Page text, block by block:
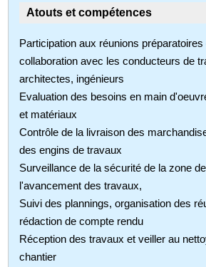
Atouts et compétences
Participation aux réunions préparatoires
collaboration avec les conducteurs de
architectes, ingénieurs
Evaluation des besoins en main
et matériaux
Contrôle de la livraison des
des engins de travaux
Surveillance de la sécurité de la zone
l'avancement des travaux,
Suivi des plannings, organisation des
rédaction de compte rendu
Réception des travaux et veiller au
chantier